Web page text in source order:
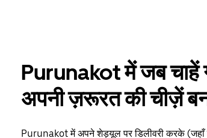
Purunakot में जब चाहें
अपनी ज़रूरत की चीज़ें
Purunakot में अपने शेड्यूल पर डिलीवरी करके (जहाँ